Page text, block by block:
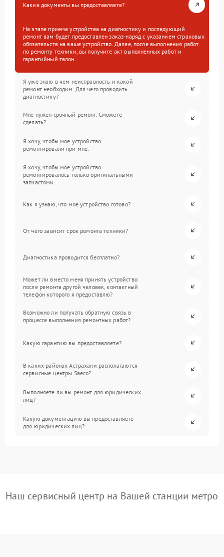
Какие документы вы предоставляете?
На этапе приема устройства на диагностику и последующий
ремонт вам будет предоставлен заказ-наряд с указанием страховых
обязательств на ваше устройство. Далее, после выполнения работ
по ремонту техники, вы получите акт выполненных работ и
гарантийный талон.
Я уже знаю в чем неисправность и какой
ремонт необходим. Для чего проводить
диагностику?
Мне нужен срочный ремонт. Сможете
сделать?
Я хочу, чтобы мое устройство
ремонтировали при мне.
Я хочу, чтобы мое устройство
ремонтировалось только оригинальными
запчастями.
Как я узнаю, что мое устройство готово?
От чего зависит срок ремонта техники?
Диагностика проводится бесплатно?
Может ли вместо меня принять устройство
после ремонта другой человек, контактный
телефон которого я предоставлю?
Возможно ли получать обратную связь в
процессе выполнения ремонтных работ?
Какую гарантию вы предоставляете?
В каких районах Астрахани располагаются
сервисные центры Saeco?
Выполняете ли вы ремонт для юридических
лиц?
Какую документацию вы предоставляете
для юридических лиц?
Наш сервисный центр на Вашей станции метро